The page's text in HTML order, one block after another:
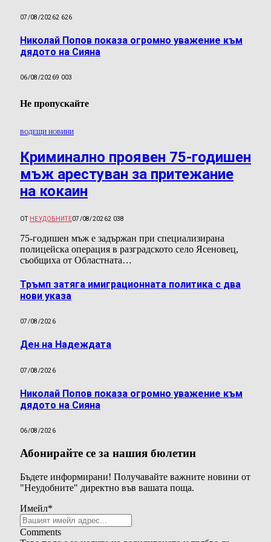
07/08/20262 626
Николай Попов показа огромно уважение към
дядото на Сияна
06/08/20269 003
Не пропускайте
ВОДЕЩИ НОВИНИ
Криминално проявен 75-годишен
мъж арестуван за притежание
на кокаин
ОТ НЕУДОБНИТЕ07/08/20262 038
75-годишен мъж е задържан при специализирана
полицейска операция в разградското село Ясеновец,
съобщиха от Областната…
Тръмп затяга имиграционната политика с два
нови указа
07/08/2026
Ден на Надеждата
07/08/2026
Николай Попов показа огромно уважение към
дядото на Сияна
06/08/2026
Абонирайте се за нашия бюлетин
Бъдете информирани! Получавайте важните новини от
"Неудобните" директно във вашата поща.
Имейл*
Comments